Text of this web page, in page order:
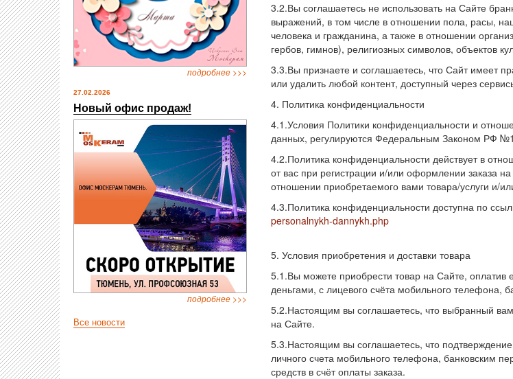
подробнее >>>
27.02.2026
Новый офис продаж!
подробнее >>>
Все новости
3.2.Вы соглашаетесь не использовать на Сайте
выражений, в том числе в отношении пола, расы,
человека и гражданина, а также в отношении
гербов, гимнов), религиозных символов, объектов
3.3.Вы признаете и соглашаетесь, что Сайт имеет
или удалить любой контент, доступный через
4. Политика конфиденциальности
4.1.Условия Политики конфиденциальности и
данных, регулируются Федеральным Законом РФ
4.2.Политика конфиденциальности действует в
от вас при регистрации и/или оформлении заказа
отношении приобретаемого вами товара/услуги и/
4.3.Политика конфиденциальности доступна по
personalnykh-dannykh.php
5. Условия приобретения и доставки товара
5.1.Вы можете приобрести товар на Сайте,
деньгами, с лицевого счёта мобильного телефона,
5.2.Настоящим вы соглашаетесь, что выбранный
на Сайте.
5.3.Настоящим вы соглашаетесь, что
личного счета мобильного телефона, банковским
средств в счёт оплаты заказа.